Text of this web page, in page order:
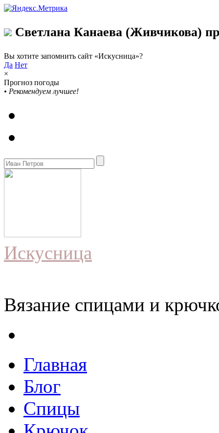
Светлана Канаева (Живчикова)
Вы хотите запомнить сайт «Искусница»?
Да Нет
×
Прогноз погоды
• Рекомендуем лучшее!
Искусница
Вязание спицами и
Главная
Блог
Спицы